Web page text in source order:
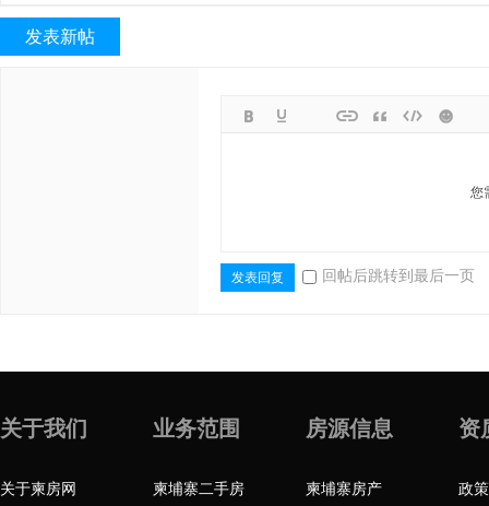
发表新帖
您
发表回复 回帖后跳转到最后一页
关于我们
关于柬房网
业务范围
柬埔寨二手房
房源信息
柬埔寨房产
资
政